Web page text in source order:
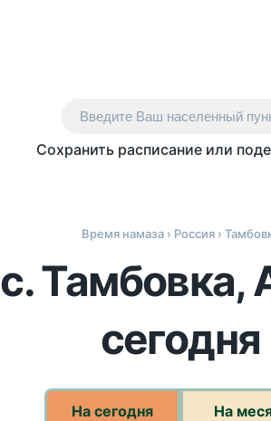
Введите Ваш населенный
Сохранить расписание или
Время намаза› Россия›
Тамбовка,
сегодня
На сегодня На